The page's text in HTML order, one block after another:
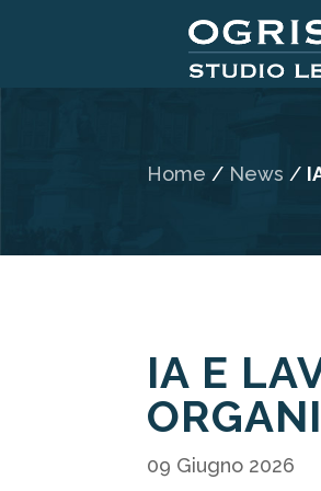
Home / News /
IA E
09 Giugno 2026